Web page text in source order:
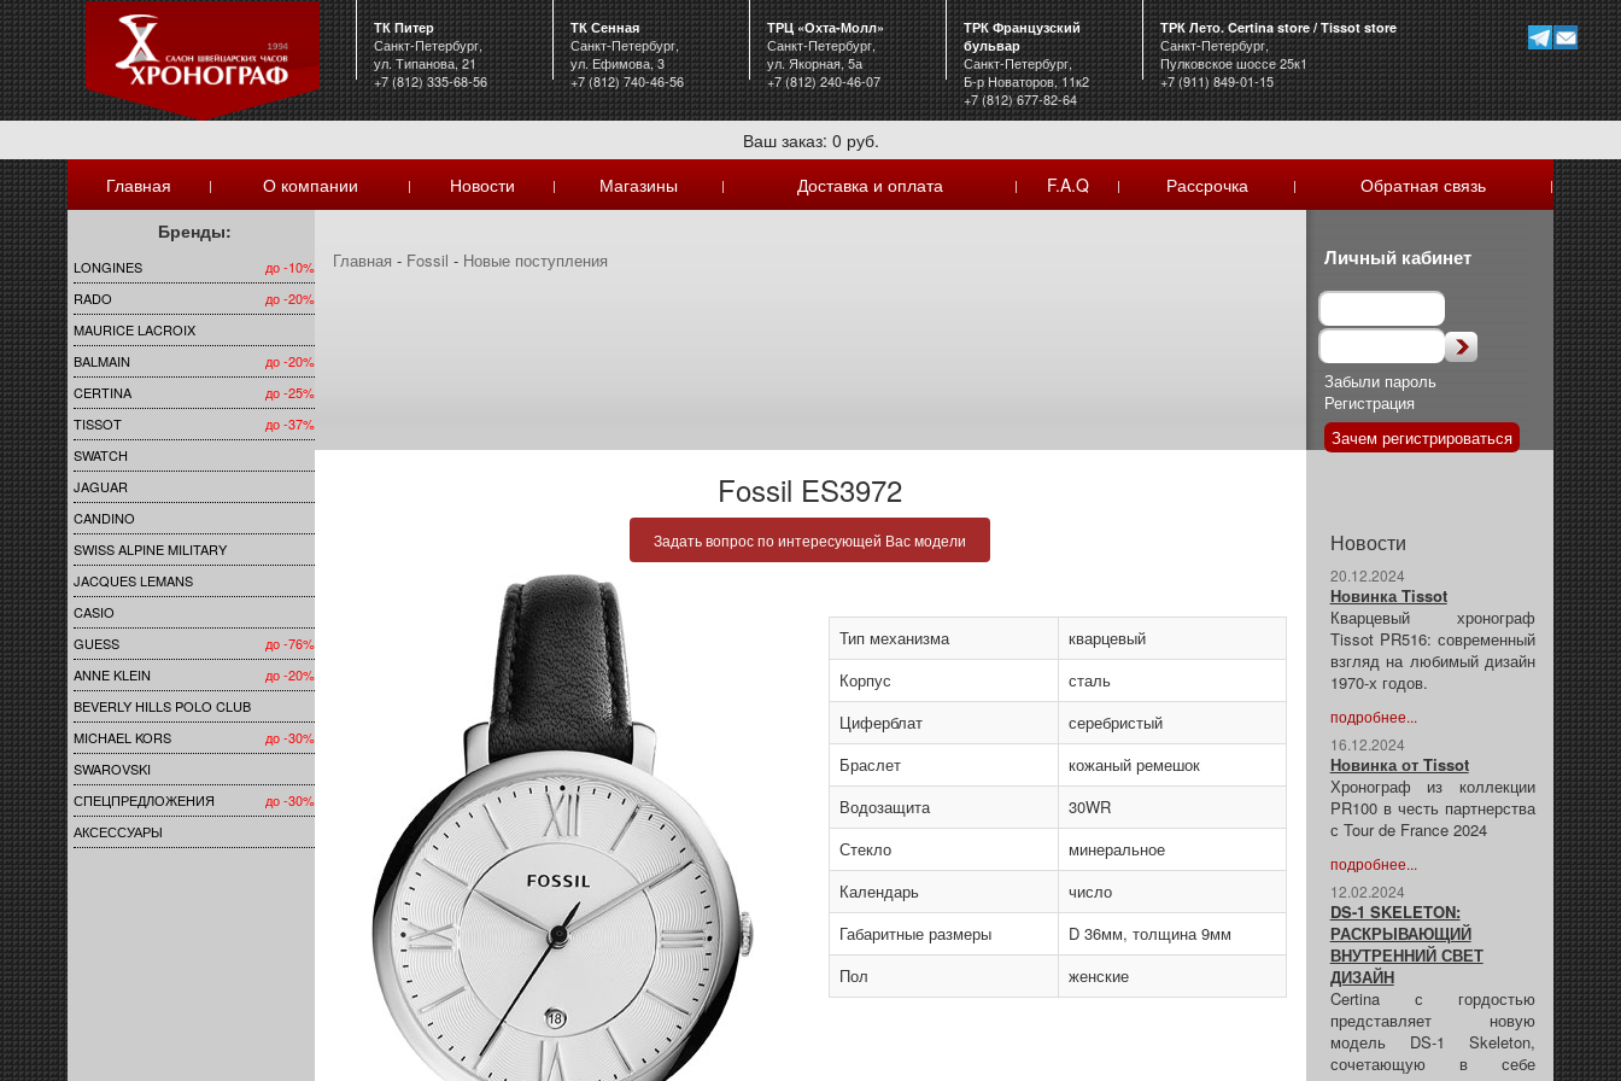
ТК Питер
Санкт-Петербург,
ул. Типанова, 21
+7 (812) 335-68-56
ТК Сенная
Санкт-Петербург,
ул. Ефимова, 3
+7 (812) 740-46-56
ТРЦ «Охта-Молл»
Санкт-Петербург,
ул. Якорная, 5а
+7 (812) 240-46-07
ТРК Французский
бульвар
Санкт-Петербург,
Б-р Новаторов, 11к2
+7 (812) 677-82-64
ТРК Лето. Certina store / Tissot store
Санкт-Петербург,
Пулковское шоссе 25к1
+7 (911) 849-01-15
Ваш заказ: 0 руб.
Главная
| О компании | Новости | Магазины | Доставка и оплата | F.A.Q | Рассрочка | Обратная связь |
Бренды:
LONGINES
до -10%
RADO
до -20%
MAURICE LACROIX
BALMAIN
до -20%
CERTINA
до -25%
TISSOT
до -37%
SWATCH
JAGUAR
CANDINO
SWISS ALPINE MILITARY
JACQUES LEMANS
CASIO
GUESS
до -76%
ANNE KLEIN
до -20%
BEVERLY HILLS POLO CLUB
MICHAEL KORS
до -30%
SWAROVSKI
СПЕЦПРЕДЛОЖЕНИЯ
до -30%
АКСЕССУАРЫ
Главная - Fossil - Новые поступления
Fossil ES3972
Задать вопрос по интересующей Вас модели
Тип механизма
кварцевый
Корпус
сталь
Циферблат
серебристый
Браслет
кожаный ремешок
Водозащита
30WR
Стекло
минеральное
Календарь
число
Габаритные размеры
D 36мм, толщина 9мм
Пол
женские
Личный кабинет
Забыли пароль
Регистрация
Зачем регистрироваться
Новости
20.12.2024
Новинка Tissot
Кварцевый хронограф
Tissot PR516: современный
взгляд на любимый дизайн
1970-х годов.
подробнее...
16.12.2024
Новинка от Tissot
Хронограф из коллекции
PR100 в честь партнерства
с Tour de France 2024
подробнее...
12.02.2024
DS-1 SKELETON:
РАСКРЫВАЮЩИЙ
ВНУТРЕННИЙ СВЕТ
ДИЗАЙН
Certina с гордостью
представляет новую
модель DS-1 Skeleton,
сочетающую в себе